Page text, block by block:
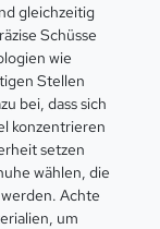
gleichzeitig
Schüsse
wie
Stellen
bei, dass sich
konzentrieren
setzen
wählen, die
Achte
um